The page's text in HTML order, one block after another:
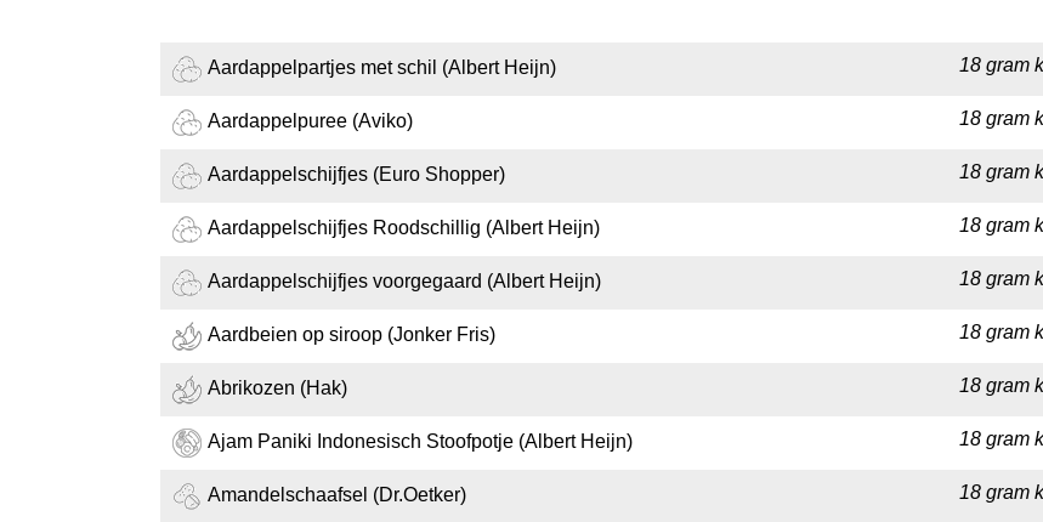
Aardappelpartjes met schil (Albert Heijn) 18 gram
Aardappelpuree (Aviko) 18 gram
Aardappelschijfjes (Euro Shopper) 18 gram
Aardappelschijfjes Roodschillig (Albert Heijn) 18 gram
Aardappelschijfjes voorgegaard (Albert Heijn) 18 gram
Aardbeien op siroop (Jonker Fris) 18 gram
Abrikozen (Hak) 18 gram
Ajam Paniki Indonesisch Stoofpotje (Albert Heijn) 18 gram
Amandelschaafsel (Dr.Oetker) 18 gram